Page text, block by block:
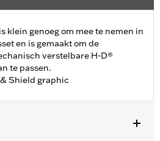
klein genoeg om mee te nemen in
en is gemaakt om de
verstelbare H-D®
te passen.
Shield graphic